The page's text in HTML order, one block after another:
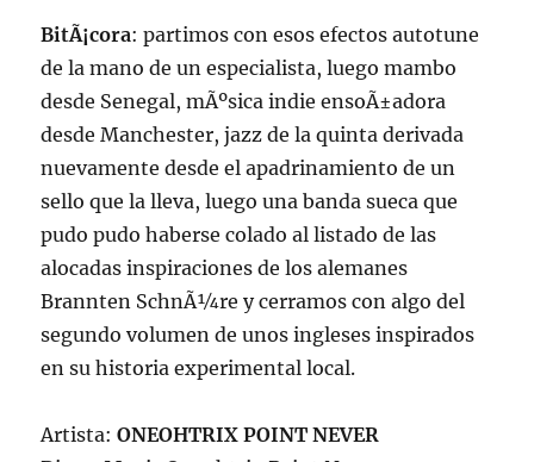
BitÃ¡cora: partimos con esos efectos autotune
de la mano de un especialista, luego mambo
desde Senegal, mÃºsica indie ensoÃ±adora
desde Manchester, jazz de la quinta derivada
nuevamente desde el apadrinamiento de un
sello que la lleva, luego una banda sueca que
pudo pudo haberse colado al listado de las
alocadas inspiraciones de los alemanes
Brannten SchnÃ¼re y cerramos con algo del
segundo volumen de unos ingleses inspirados
en su historia experimental local.
Artista:ONEOHTRIX POINT NEVER